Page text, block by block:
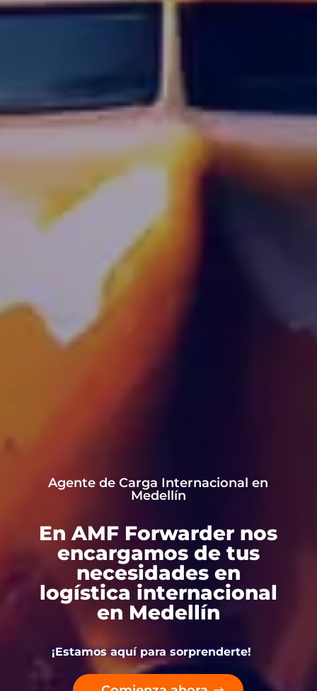
Agente de Carga Internacional en
Medellín
En AMF Forwarder nos
encargamos de tus
necesidades en
logística internacional
en Medellín
¡Estamos aquí para sorprenderte!